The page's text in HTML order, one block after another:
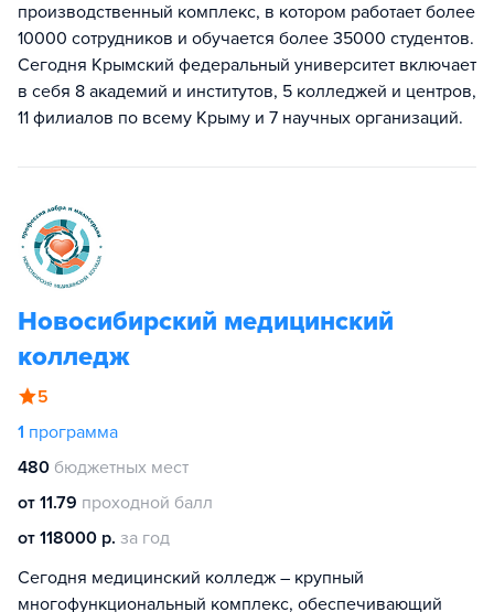
производственный комплекс, в котором работает более
10000 сотрудников и обучается более 35000 студентов.
Сегодня Крымский федеральный университет включает
в себя 8 академий и институтов, 5 колледжей и центров,
11 филиалов по всему Крыму и 7 научных организаций.
Новосибирский медицинский
колледж
5
1 программа
480 бюджетных мест
от 11.79 проходной балл
от 118000 р. за год
Сегодня медицинский колледж – крупный
многофункциональный комплекс, обеспечивающий